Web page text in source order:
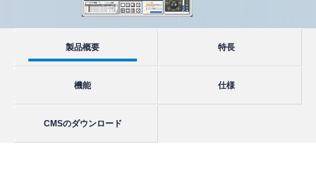
ソフトウエア一覧
NVR過去製品一覧
定期配信メールのご登録
導入までの流れ
デモ機貸出
システム・ケイサイトへ
製品概要 特長
機能 仕様
CMSのダウンロード